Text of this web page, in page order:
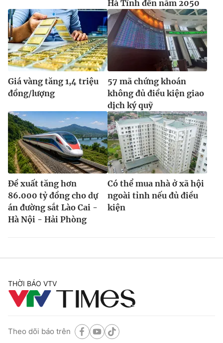
Hà Tĩnh đến năm 2050
Giá vàng tăng 1,4 triệu
đồng/lượng
57 mã chứng khoán
không đủ điều kiện giao
dịch ký quỹ
Đề xuất tăng hơn
86.000 tỷ đồng cho dự
án đường sắt Lào Cai -
Hà Nội - Hải Phòng
Có thể mua nhà ở xã hội
ngoài tỉnh nếu đủ điều
kiện
THỜI BÁO VTV
Theo dõi báo trên